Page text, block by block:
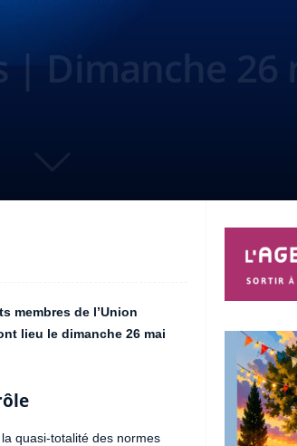
Dimanche 26
membres de l’Union
lieu le dimanche 26 mai
quasi-totalité des normes